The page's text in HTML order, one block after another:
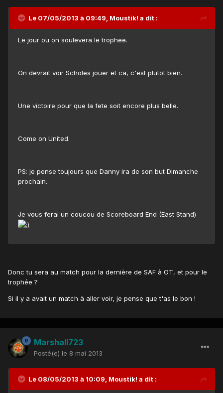
Le 07/05/2013 à 09:49, Moustik! a dit :
Le jour ou on soulevera le trophee.
On devrait voir Scholes jouer et ca, c'est plutot bien.
Une victoire pour que la fete soit encore plus belle.
Come on United.
PS: je pense toujours que Danny ira de son but Dimanche
prochain.
Je vous ferai un coucou de Scoreboard End (East Stand)
Donc tu sera au match pour la dernière de SAF à OT, et pour le
trophée ?
Si il y a avait un match à aller voir, je pense que t'as le bon !
Marshall723
Posté(e) le 8 mai 2013
Le 08/05/2013 à 10:09, Moustik! a dit :